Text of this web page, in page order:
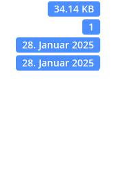
34.14 KB
1
28. Januar 2025
28. Januar 2025